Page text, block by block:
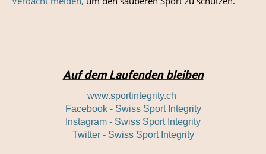
Auf dem Laufenden bleiben
www.sportintegrity.ch
Facebook - Swiss Sport Integrity
Instagram - Swiss Sport Integrity
Twitter - Swiss Sport Integrity